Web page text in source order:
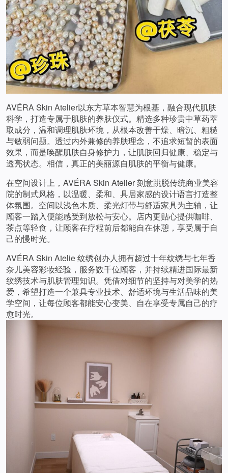
AVÉRA Skin Atelier以东方草本智慧为根基，融合现代肌肤
科学，打造专属于肌肤的养肤仪式。精选多种珍贵中草药萃
取成分，温和调理肌肤环境，从根本改善干燥、暗沉、粗糙
与敏弱问题。透过内外兼修的养肤理念，不追求短暂的表面
效果，而是唤醒肌肤自身修护力，让肌肤回归健康、稳定与
透亮状态。相信，真正的美丽源自肌肤的平衡与健康。
在空间设计上，AVÉRA Skin Atelier 刻意跳脱传统商业美容
院的制式风格，以温暖、柔和、具居家感的设计语言打造整
体氛围。空间以浅色木质、柔光灯带与舒适家具为主轴，让
顾客一踏入便能感受到放松与安心。店内更贴心提供咖啡、
茶点等轻食，让顾客在疗程前后都能自在休憩，享受属于自
己的慢时光。
AVÉRA Skin Atelie 纹绣创办人拥有超过十年纹绣与七年香
奈儿美容彩妆经验，服务数千位顾客，并持续精进国际最新
纹绣技术与肌肤管理知识。凭借对细节的坚持与对美学的热
爱，希望打造一个兼具专业技术、舒适环境与生活品味的美
学空间，让每位顾客都能安心变美、自在享受专属自己的疗
愈时光。